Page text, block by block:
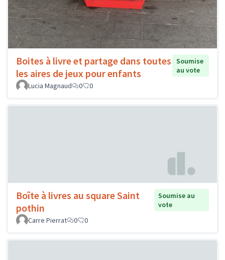
Boites à livre et partage dans toutes
les aires de jeux pour enfants
Soumise
au vote
Lucia Magnaud
0 0
Boîte à livres au square Saint
pothin
Soumise au
vote
Carre Pierrat
0 0